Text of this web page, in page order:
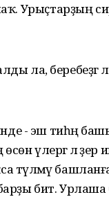
Урыҫтарҙың
ла, беребеҙгә
инде - эш тиһәң
үлергә лә әҙер
түләмәү
бит.